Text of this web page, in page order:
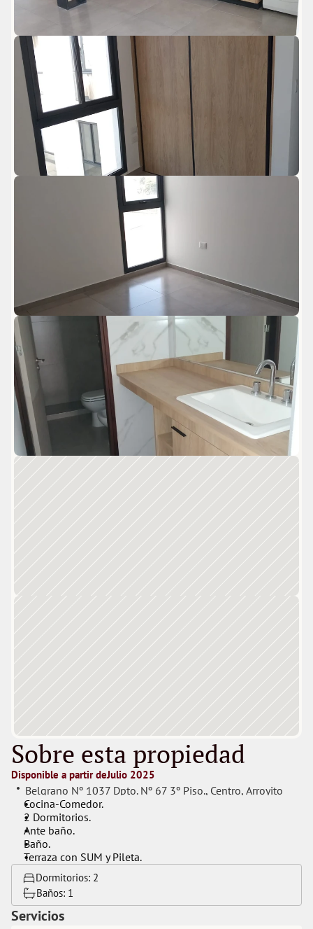
Sobre esta propiedad
Disponible a partir deJulio 2025
Belgrano Nº 1037 Dpto. Nº 67 3º Piso., Centro, Arroyito
Cocina-Comedor.
2 Dormitorios.
Ante baño.
Baño.
Terraza con SUM y Pileta.
Dormitorios: 2
Baños: 1
Servicios